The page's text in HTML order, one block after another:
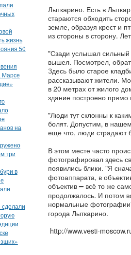
Лыткарино. Есть в
стараются обходить
земле, образуя крест и
из стороны в сторону.
"Сзади услышал сильный
вышел. Посмотрел,
Здесь было старое
рассказывают жители.
в 20 метрах от жилого
здание построено прямо
"Люди тут склонны к
болят. Допустим, в
еще что, люди страдают
В этом месте часто
фотографировал здесь
появились блики. "Я
фотоаппарата, в
объектив–всё то же
продолжалось. И потом
нормальные
города Лыткарино.
http://www.vesti-
жизнь
50
Марсе
на
три
в